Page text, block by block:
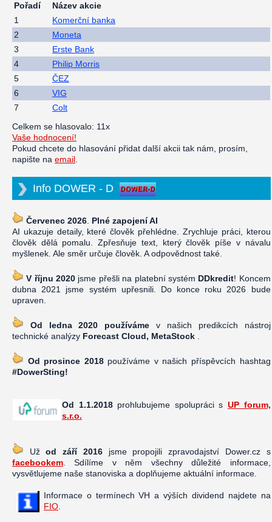
Pořadí
Název akcie
1
Komerční banka
2
Moneta
3
Erste Bank
4
Philip Morris
5
ČEZ
6
VIG
7
Colt
Celkem se hlasovalo: 11x
Vaše hodnocení!
Pokud chcete do hlasování přidat další akcii tak nám, prosím,
napište na email
Info DOWER - D
Červenec 2026 Plné zapojení AI
AI ukazuje detaily, které člověk přehlédne. Zrychluje práci, kterou
člověk dělá pomalu. Zpřesňuje text, který člověk píše v návalu
myšlenek. Ale směr určuje člověk. A odpovědnost také.
V říjnu 2020 jsme přešli na platební systém DDkredit! Koncem
dubna 2021 jsme systém upřesnili. Do konce roku 2026 bude
upraven.
Od ledna 2020 používáme v našich predikcích nástroj
technické analýzy Forecast Cloud, MetaStock
Od prosince 2018používáme v našich příspěvcích hashtag
#DowerSting!
Od 1.1.2018prohlubujeme spolupráci sUP forum,
s.r.o.
Užod září 2016jsme propojili zpravodajství Dower.cz s
facebookem . Sdílíme v něm všechny důležité informace,
vysvětlujeme naše stanoviska a doplňujeme aktuální informace.
Informace o termínech VH a výších dividend najdete na
FIO